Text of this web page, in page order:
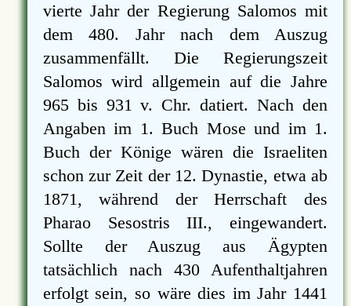
vierte Jahr der Regierung Salomos mit
dem 480. Jahr nach dem Auszug
zusammenfällt. Die Regierungszeit
Salomos wird allgemein auf die Jahre
965 bis 931 v. Chr. datiert. Nach den
Angaben im 1. Buch Mose und im 1.
Buch der Könige wären die Israeliten
schon zur Zeit der 12. Dynastie, etwa ab
1871, während der Herrschaft des
Pharao Sesostris III., eingewandert.
Sollte der Auszug aus Ägypten
tatsächlich nach 430 Aufenthaltjahren
erfolgt sein, so wäre dies im Jahr 1441